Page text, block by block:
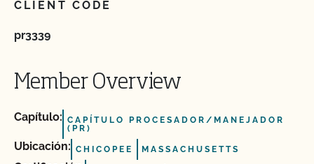
CLIENT CODE
pr3339
Member Overview
Capítulo: CAPÍTULO PROCESADOR/MANEJADOR
(PR)
Ubicación: CHICOPEE MASSACHUSETTS